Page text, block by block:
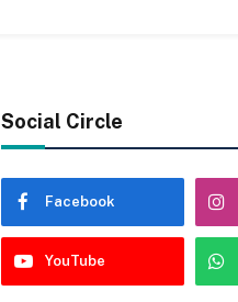
Social Circle
Facebook
YouTube